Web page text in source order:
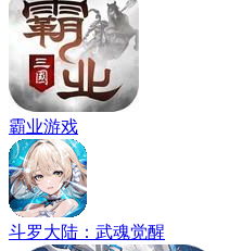
霸业游戏
斗罗大陆：武魂觉醒